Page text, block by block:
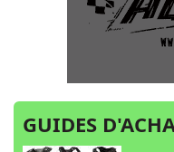
GUIDES